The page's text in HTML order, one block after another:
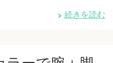
続きを読む